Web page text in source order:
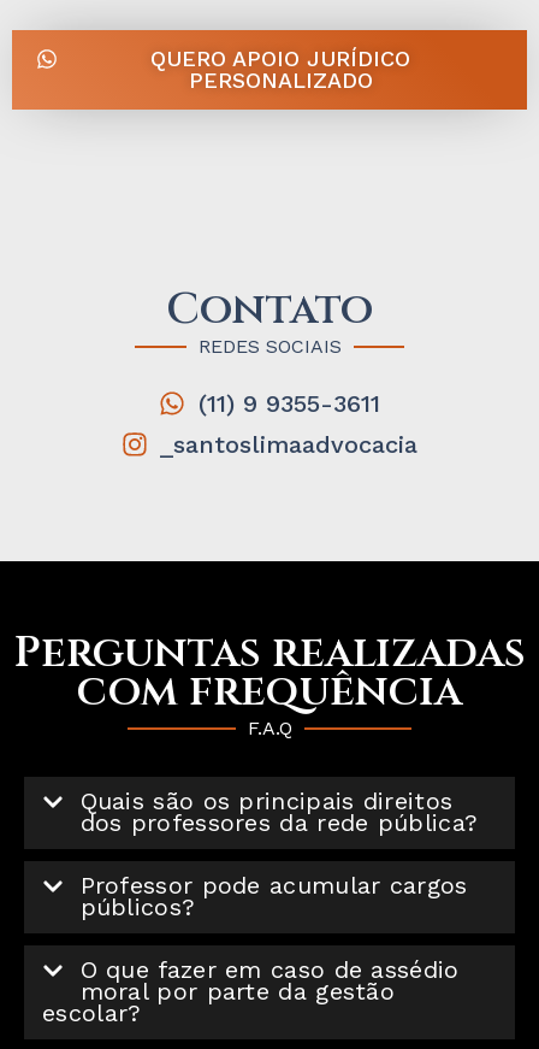
QUERO APOIO JURÍDICO
PERSONALIZADO
Contato
REDES SOCIAIS
(11) 9 9355-3611
_santoslimaadvocacia
Perguntas realizadas
com frequência
F.A.Q
Quais são os principais direitos
dos professores da rede pública?
Professor pode acumular cargos
públicos?
O que fazer em caso de assédio
moral por parte da gestão
escolar?